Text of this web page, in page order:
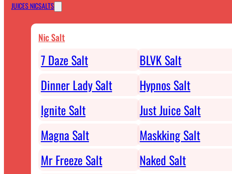
JUICES NICSALTS
Nic Salt
7 Daze Salt BLVK Salt
Dinner Lady Salt
Hypnos Salt
Ignite Salt
Just Juice Salt
Magna Salt
Maskking Salt
Mr Freeze Salt
Naked Salt